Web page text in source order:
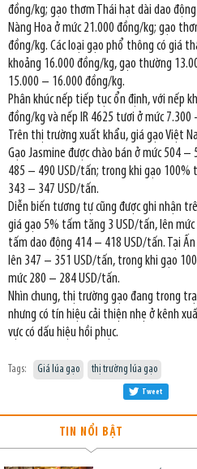
đồng/kg; gạo thơm Thái hạt dài dao
Nàng Hoa ở mức 21.000 đồng/kg; gạo
đồng/kg. Các loại gạo phổ thông có giá
khoảng 16.000 đồng/kg, gạo thường
15.000 – 16.000 đồng/kg.
Phân khúc nếp tiếp tục ổn định, với nếp
đồng/kg và nếp IR 4625 tươi ở mức 7.300
Trên thị trường xuất khẩu, giá gạo Việt
Gạo Jasmine được chào bán ở mức 504
485 – 490 USD/tấn; trong khi gạo 100%
343 – 347 USD/tấn.
Diễn biến tương tự cũng được ghi nhận
giá gạo 5% tấm tăng 3 USD/tấn, lên
tấm dao động 414 – 418 USD/tấn. Tại
lên 347 – 351 USD/tấn, trong khi gạo
mức 280 – 284 USD/tấn.
Nhìn chung, thị trường gạo đang trong
nhưng có tín hiệu cải thiện nhẹ ở kênh
vực có dấu hiệu hồi phục.
Tags: Giá lúa gạo thị trường lúa gạo
Tweet
TIN NỔI BẬT